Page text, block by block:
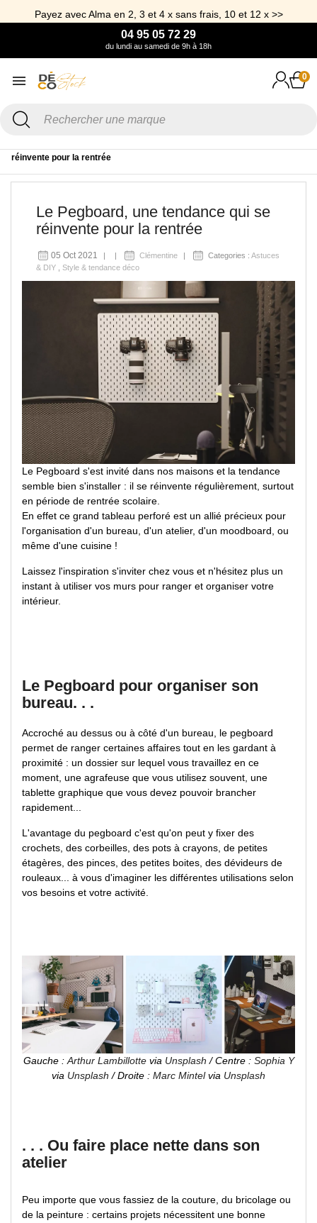
04 95 05 72 29
du lundi au samedi de 9h à 18h
0
réinvente pour la rentrée
Le Pegboard, une tendance qui se
réinvente pour la rentrée
05 Oct 2021 Clémentine Categories : Astuces
& DIY
Style & tendance déco
Le Pegboard s'est invité dans nos maisons et la tendance
semble bien s'installer : il se réinvente régulièrement, surtout
en période de rentrée scolaire.
En effet ce grand tableau perforé est un allié précieux pour
l'organisation d'un bureau, d'un atelier, d'un moodboard, ou
même d'une cuisine !
Laissez l'inspiration s'inviter chez vous et n'hésitez plus un
instant à utiliser vos murs pour ranger et organiser votre
intérieur.
Le Pegboard pour organiser son
bureau. . .
Accroché au dessus ou à côté d'un bureau, le pegboard
permet de ranger certaines affaires tout en les gardant à
proximité : un dossier sur lequel vous travaillez en ce
moment, une agrafeuse que vous utilisez souvent, une
tablette graphique que vous devez pouvoir brancher
rapidement...
L'avantage du pegboard c'est qu'on peut y fixer des
crochets, des corbeilles, des pots à crayons, de petites
étagères, des pinces, des petites boites, des dévideurs de
rouleaux... à vous d'imaginer les différentes utilisations selon
vos besoins et votre activité.
Gauche :Arthur Lambillottevia Unsplash/ Centre : Sophia Y
via Unsplash/ Droite : Marc Mintelvia Unsplash
. . . Ou faire place nette dans son
atelier
Peu importe que vous fassiez de la couture, du bricolage ou
de la peinture : certains projets nécessitent une bonne